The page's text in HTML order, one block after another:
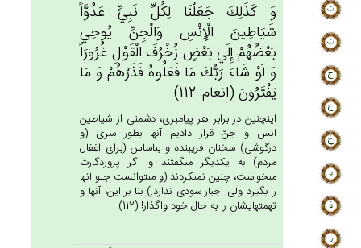
وَ كَذَلِك‌َ جَعَلْنَا لِكُل‌ِّ نَبِي‌ٍّ عَدُوَّاً
شَيَاطِين‌َ الْإِنْس‌ِ وَالْجِن‌ِّ يُوحِي‌
بَعْضُهُم‌ْ إِلَي‌ بَعْض‌ٍ زُخْرُف‌َ الْقَوْل‌ِ غُرُورَاً
وَ لَوْ شَاءَ رَبُّك‌َ مَا فَعَلُوه‌ُ فَذَرْهُم‌ْ وَ مَا
يَفْتَرُون‌َ (انعام: 112)
اينچنين در برابر هر پيامبرى، دشمنى از شياطين
انس و جنّ قرار داديم آنها بطور سرى (و
درگوشى) سخنان فريبنده و بى‏اساس (براى اغفال
مردم) به يكديگر مى‏گفتند و اگر پروردگارت
مى‏خواست، چنين نمى‏كردند (و مى‏توانست جلو آنها
را بگيرد ولى اجبار سودى ندارد.) بنا بر اين، آنها و
تهمتهايشان را به حال خود واگذار! (112)